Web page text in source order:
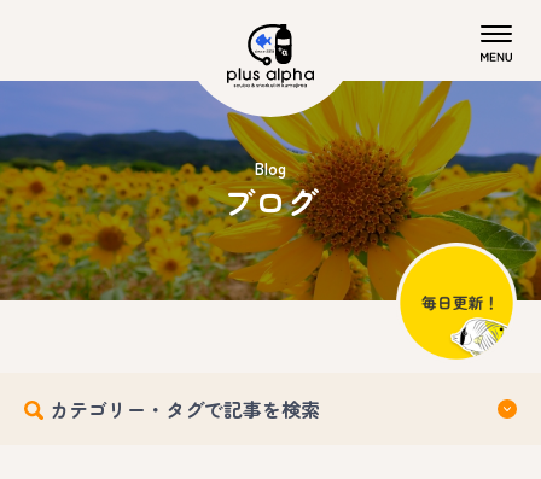
Blog
ブログ
カテゴリー・タグで記事を検索